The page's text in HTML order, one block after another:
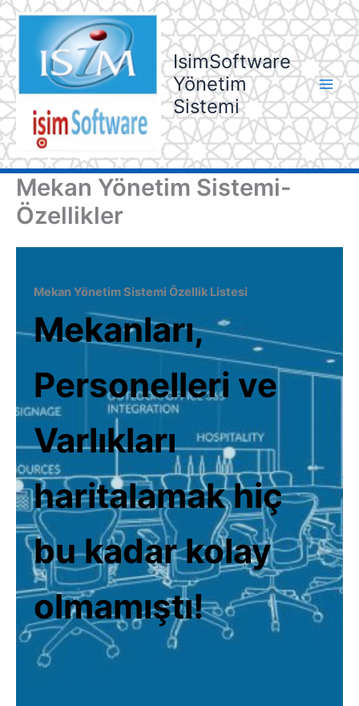
İçeriğe
atla
IsimSoftware
Yönetim
Sistemi
Mekan Yönetim Sistemi-
Özellikler
Mekan Yönetim Sistemi Özellik Listesi
Mekanları,
Personelleri ve
Varlıkları
haritalamak hiç
bu kadar kolay
olmamıştı!